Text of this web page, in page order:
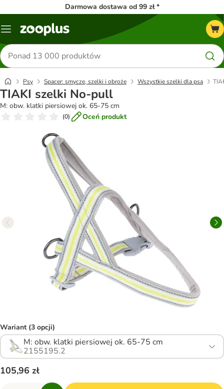
Darmowa dostawa od 99 zł *
Menu
Szukaj
produktów
Psy Spacer: smycze, szelki i obroże Wszystkie szelki dla psa
TIAKI szelki No-pull
M: obw. klatki piersiowej ok. 65-75 cm
(0) Oceń produkt
Wariant (3 opcji)
M: obw. klatki piersiowej ok. 65-75 cm
2155195.2
105,96 zł